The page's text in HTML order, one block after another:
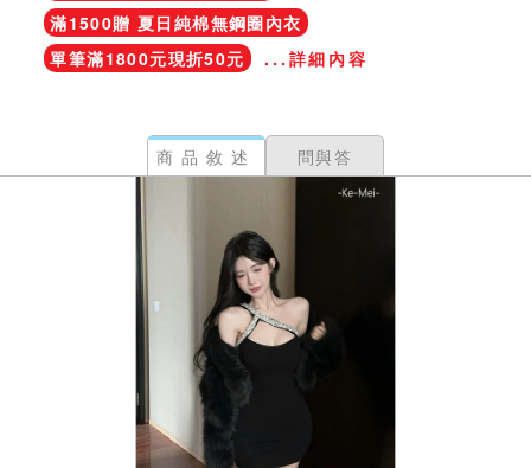
滿1500贈 夏日純棉無鋼圈內衣
單筆滿1800元現折50元
...詳細內容
商品敘述 問與答